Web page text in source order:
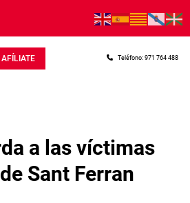
AFÍLIATE Teléfono: 971 764 488
a las víctimas
Sant Ferran